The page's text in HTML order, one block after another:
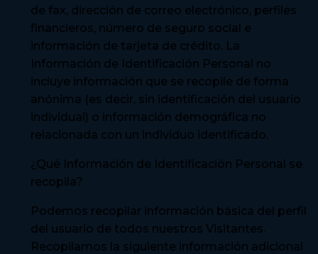
de fax, dirección de correo electrónico, perfiles
financieros, número de seguro social e
información de tarjeta de crédito. La
Información de Identificación Personal no
incluye información que se recopile de forma
anónima (es decir, sin identificación del usuario
individual) o información demográfica no
relacionada con un individuo identificado.
¿Qué Información de Identificación Personal se
recopila?
Podemos recopilar información básica del perfil
del usuario de todos nuestros Visitantes.
Recopilamos la siguiente información adicional